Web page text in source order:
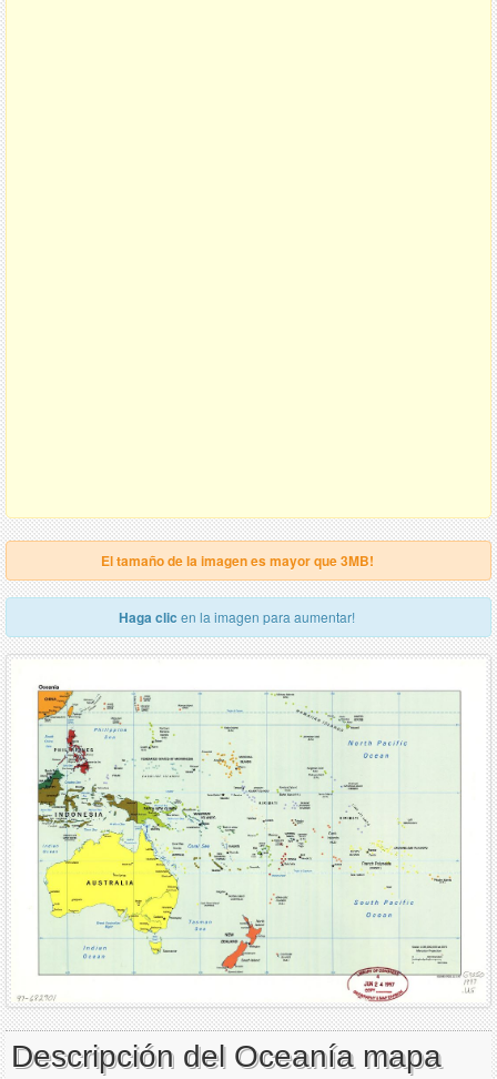
El tamaño de la imagen es mayor que 3MB!
Haga clic en la imagen para aumentar!
Descripción del Oceanía mapa